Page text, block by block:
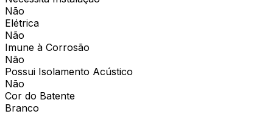
Não
Elétrica
Não
Imune à Corrosão
Não
Possui Isolamento Acústico
Não
Cor do Batente
Branco